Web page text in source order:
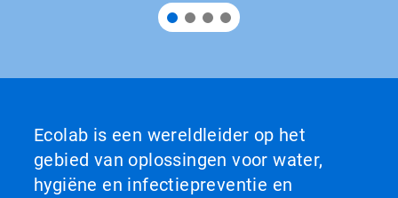
Ecolab is een wereldleider op het
gebied van oplossingen voor water,
hygiëne en infectiepreventie en